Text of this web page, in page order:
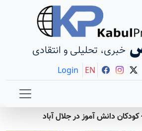
خبری، تحلیلی و انتقادی
Login EN
کودکان دانش آموز در جلال آباد